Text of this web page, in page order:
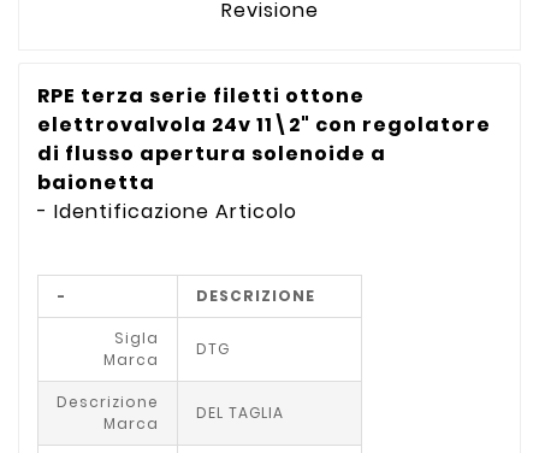
Revisione
RPE terza serie filetti ottone
elettrovalvola 24v 11\2" con regolatore
di flusso apertura solenoide a
baionetta
- Identificazione Articolo
- DESCRIZIONE
Sigla
Marca
DTG
Descrizione
Marca
DEL TAGLIA